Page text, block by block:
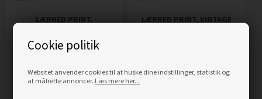
Cookie politik
Websitet anvender cookies til at huske dine indstillinger, statistik og
at målrette annoncer. Læs mere her...
LÆRRED PRINT,
Mere info
LÆRRED PRINT, VINTAGE